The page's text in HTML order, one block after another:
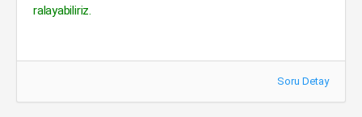
ralayabiliriz.
Soru Detay